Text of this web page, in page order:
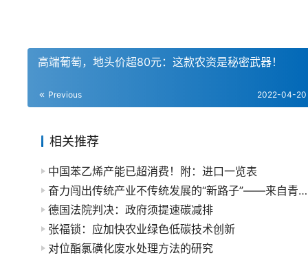
高端葡萄，地头价超80元：这款农资是秘密武器！
Previous 2022-04-20
相关推荐
中国苯乙烯产能已超消费！附：进口一览表
奋力闯出传统产业不传统发展的“新路子”——来自青岛海湾集团的实地调研报告
德国法院判决：政府须提速碳减排
张福锁：应加快农业绿色低碳技术创新
对位酯氯磺化废水处理方法的研究